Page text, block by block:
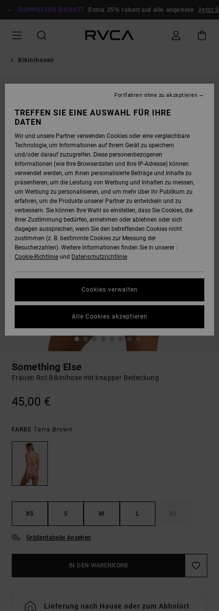
ZURDOPPELTER RABATT Extra 25% rabatt auf alle angebote Jetzt
Bikinihosen
Something Else
Frauen Rot Bikinihose mit knapper Bedeckung
45,00 €
FARBE Terra Brown
XS S M L XL
Größentabelle Ansehen
IN DEN WARENKORB
Lieferung nach Hause oder zum Abholort
TREFFEN SIE EINE AUSWAHL FÜR IHRE
DATEN
Wir und unsere Partner verwenden Cookies oder eine vergleichbare
Technologie, um Informationen auf Ihrem Gerät zu speichern
und/oder darauf zuzugreifen. Diese personenbezogenen
Informationen (wie Ihre Browserdaten und Ihre IP-Adresse) können
verwendet werden, um Ihnen personalisierte Beiträge und Inhalte zu
präsentieren, um die Leistung von Werbung und Inhalten zu messen,
um Werbung zu personalisieren, und um mehr über ihr Publikum zu
erfahren, um die Produkte unserer Partner zu entwickeln und zu
verbessern. Sie können Ihre Wahl so einstellen, dass Sie Cookies, die
Ihrer Zustimmung bedürfen, annehmen oder ablehnen oder sich
dagegen aussprechen, wenn Sie den betreffenden Cookies nicht
zustimmen (z. B. bestimmte Cookies zur Messung der
Besucherzahlen). Weitere Informationen finden Sie in unserer :
Cookie-Richtlinie und Datenschutzrichtlinie
Cookies verwalten
Fortfahren ohne zu akzeptieren
Alle Cookies akzeptieren